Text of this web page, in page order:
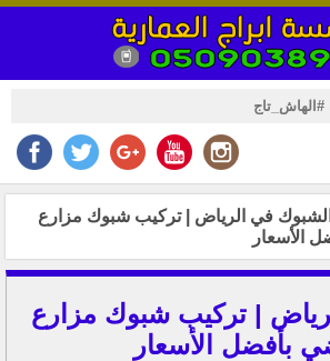
الشبوك في الرياض | تركيب شبوك مزارع
الأسعار
| تركيب شبوك مزارع
بأفضل الأسعار